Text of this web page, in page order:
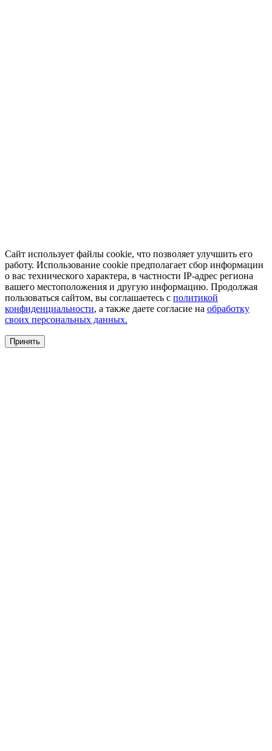
Сайт использует файлы cookie, что позволяет улучшить его
работу. Использование cookie предполагает сбор информации
о вас технического характера, в частности IP-адрес региона
вашего местоположения и другую информацию. Продолжая
пользоваться сайтом, вы соглашаетесь с политикой
конфиденциальности, а также даете согласие на обработку
своих персональных данных.
Принять